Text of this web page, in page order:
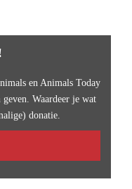
en Animals Today
Waardeer je wat
donatie.